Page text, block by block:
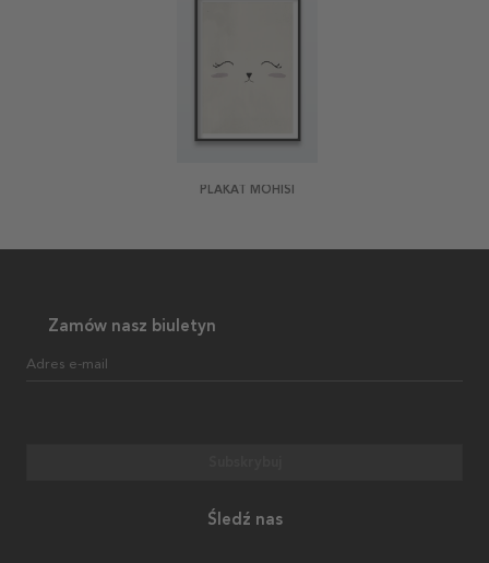
PLAKAT MOHISI
Zamów nasz biuletyn
Adres e-mail
Śledź nas